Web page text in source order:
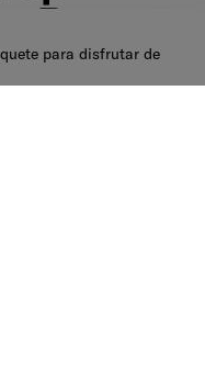
para disfrutar de